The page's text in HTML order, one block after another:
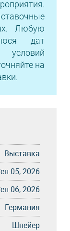
Любую
дат
условий
на
Выставка
05, 2026
06, 2026
Германия
Шпейер